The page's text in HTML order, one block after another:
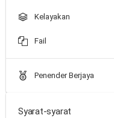
Kelayakan
Fail
Penender Berjaya
Syarat-syarat